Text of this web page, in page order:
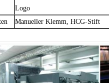
Logo
Manueller Klemm, HCG-Stift